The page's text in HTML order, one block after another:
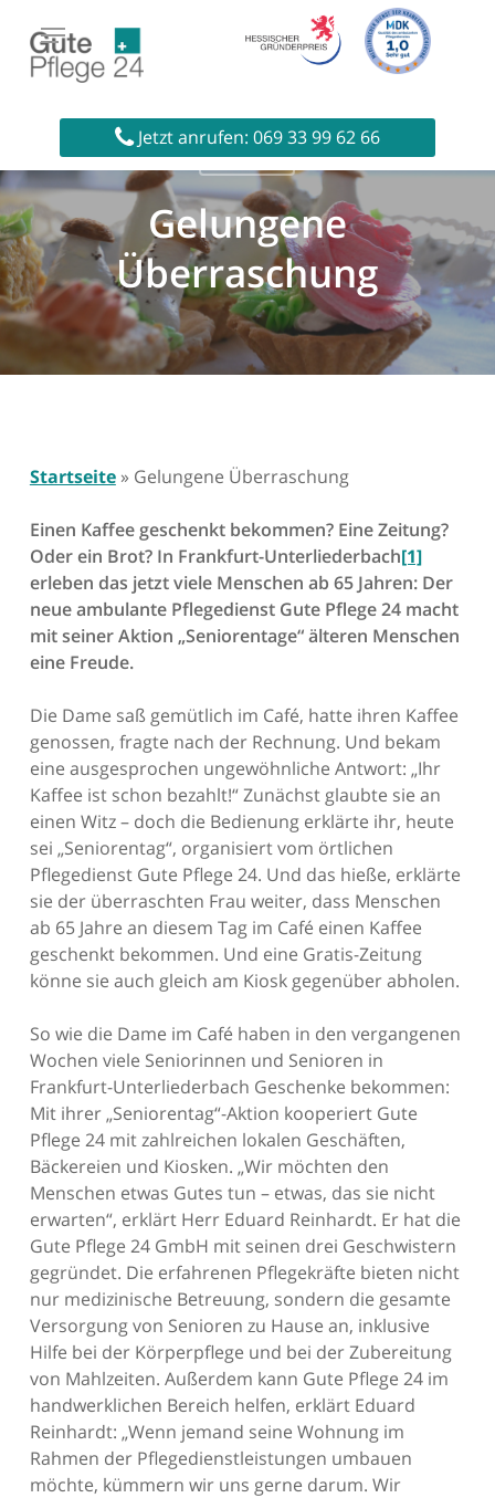
main
Jetzt anrufen: 069 33 99 62 66
Aktuelles
Gelungene
Überraschung
Startseite» Gelungene Überraschung
Einen Kaffee geschenkt bekommen? Eine Zeitung?
Oder ein Brot? In Frankfurt-Unterliederbach[1]
erleben das jetzt viele Menschen ab 65 Jahren: Der
neue ambulante Pflegedienst Gute Pflege 24 macht
mit seiner Aktion „Seniorentage“ älteren Menschen
eine Freude.
Die Dame saß gemütlich im Café, hatte ihren Kaffee
genossen, fragte nach der Rechnung. Und bekam
eine ausgesprochen ungewöhnliche Antwort: „Ihr
Kaffee ist schon bezahlt!“ Zunächst glaubte sie an
einen Witz – doch die Bedienung erklärte ihr, heute
sei „Seniorentag“, organisiert vom örtlichen
Pflegedienst Gute Pflege 24. Und das hieße, erklärte
sie der überraschten Frau weiter, dass Menschen
ab 65 Jahre an diesem Tag im Café einen Kaffee
geschenkt bekommen. Und eine Gratis-Zeitung
könne sie auch gleich am Kiosk gegenüber abholen.
So wie die Dame im Café haben in den vergangenen
Wochen viele Seniorinnen und Senioren in
Frankfurt-Unterliederbach Geschenke bekommen:
Mit ihrer „Seniorentag“-Aktion kooperiert Gute
Pflege 24 mit zahlreichen lokalen Geschäften,
Bäckereien und Kiosken. „Wir möchten den
Menschen etwas Gutes tun – etwas, das sie nicht
erwarten“, erklärt Herr Eduard Reinhardt. Er hat die
Gute Pflege 24 GmbH mit seinen drei Geschwistern
gegründet. Die erfahrenen Pflegekräfte bieten nicht
nur medizinische Betreuung, sondern die gesamte
Versorgung von Senioren zu Hause an, inklusive
Hilfe bei der Körperpflege und bei der Zubereitung
von Mahlzeiten. Außerdem kann Gute Pflege 24 im
handwerklichen Bereich helfen, erklärt Eduard
Reinhardt: „Wenn jemand seine Wohnung im
Rahmen der Pflegedienstleistungen umbauen
möchte, kümmern wir uns gerne darum. Wir